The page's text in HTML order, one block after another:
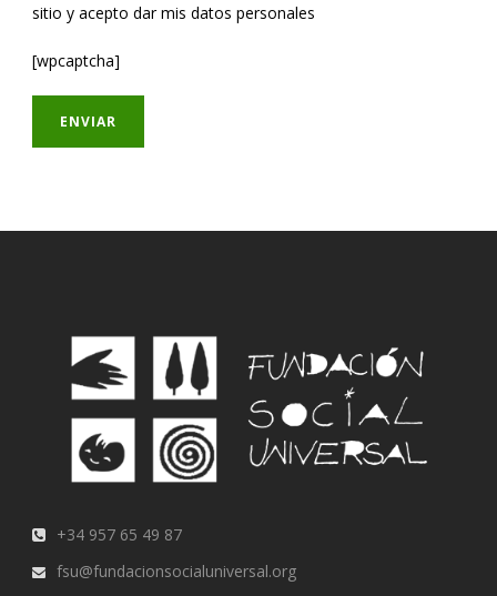
sitio y acepto dar mis datos personales
[wpcaptcha]
+34 957 65 49 87
fsu@fundacionsocialuniversal.org